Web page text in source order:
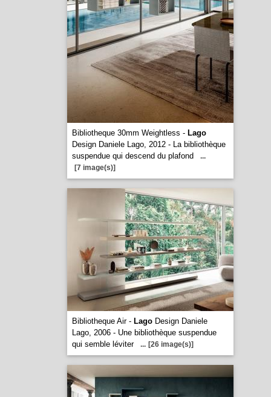
Bibliotheque 30mm Weightless - Lago
Design Daniele Lago, 2012 - La bibliothèque
suspendue qui descend du plafond
...
[7 image(s)]
Bibliotheque Air - LagoDesign Daniele
Lago, 2006 - Une bibliothèque suspendue
qui semble léviter
... [26 image(s)]